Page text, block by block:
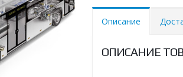
Описание
ОПИСАНИЕ